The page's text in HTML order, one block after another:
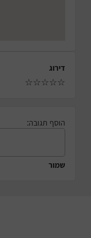
דירוג
☆
☆
☆
☆
☆
הוסף תגובה:
שמור